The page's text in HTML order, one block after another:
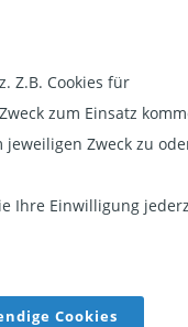
Z.B. Cookies für
zum Einsatz
Zweck zu
Ihre Einwilligung
Cookies